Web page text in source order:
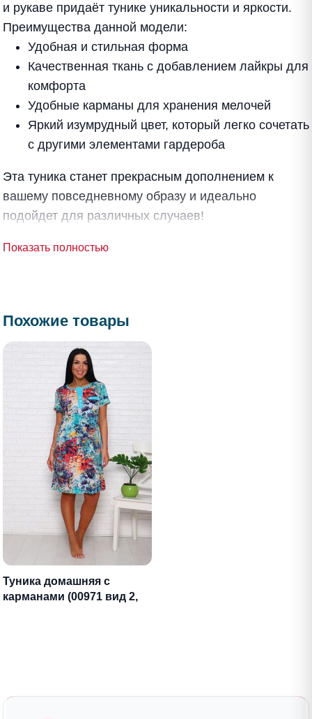
и рукаве придаёт тунике уникальности и яркости.
Преимущества данной модели:
Удобная и стильная форма
Качественная ткань с добавлением лайкры для
комфорта
Удобные карманы для хранения мелочей
Яркий изумрудный цвет, который легко сочетать
с другими элементами гардероба
Эта туника станет прекрасным дополнением к
вашему повседневному образу и идеально
подойдет для различных случаев!
Показать полностью
Похожие товары
Туника домашняя с
карманами (00971 вид 2,